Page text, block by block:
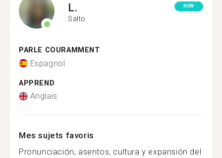
L.
Salto
NEW
PARLE COURAMMENT
Espagnol
APPREND
Anglais
Mes sujets favoris
Pronunciación, asentos, cultura y expansión del